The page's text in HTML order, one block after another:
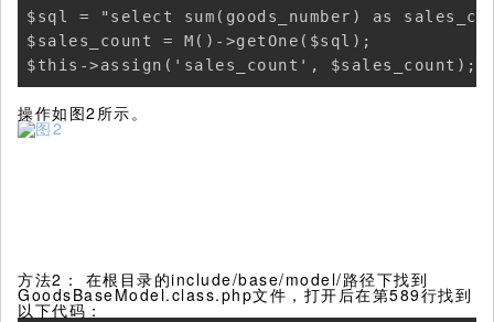
$sql = "select sum(goods_number) as
$sales_count = M()->getOne($sql);
操作如图2所示。
方法2： 在根目录的include/base/model/路径下找到
GoodsBaseModel.class.php文件，打开后在第589行找到
以下代码：